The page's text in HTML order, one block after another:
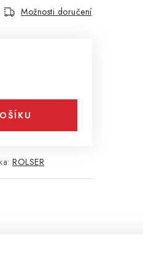
Možnosti doručení
ROLSER